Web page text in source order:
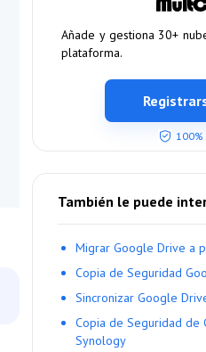
Añade y gestiona 30+
plataforma.
También le puede
Migrar Google Drive a
Copia de Seguridad
Sincronizar Google
Copia de Seguridad de
Synology